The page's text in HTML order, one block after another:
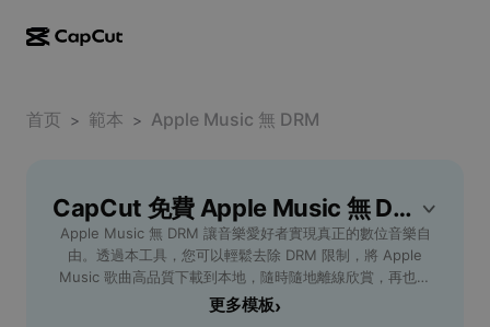
CapCut Desktop
CapCut Pad
CapCut Mobile
Video Studio
AI video generator
AI image generator
Video editor & generator
Image editor & generator
Voice generator & editor
Social media templates
More
Initiatives
Affiliates
首页 > 範本 > Apple Music 無 DRM
CapCut 免費 Apple Music 無 DRM 範本
Apple Music 無 DRM 讓音樂愛好者實現真正的數位音樂自
由。透過本工具，您可以輕鬆去除 DRM 限制，將 Apple
Music 歌曲高品質下載到本地，隨時隨地離線欣賞，再也不
受設備或平台限制。無論您是希望永久保存珍藏歌曲，還是需
更多模板›